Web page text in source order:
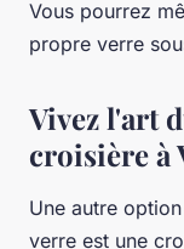
Vous pourrez
propre verre
Vivez l'art
croisière à
Une autre
verre est une